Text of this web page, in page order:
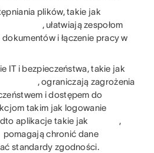
plików, takie jak
, ułatwiają zespołom
i łączenie pracy w
IT i bezpieczeństwa, takie jak
, ograniczają zagrożenia
i dostępem do
takim jak logowanie
aplikacje takie jak
,
pomagają chronić dane
standardy zgodności.